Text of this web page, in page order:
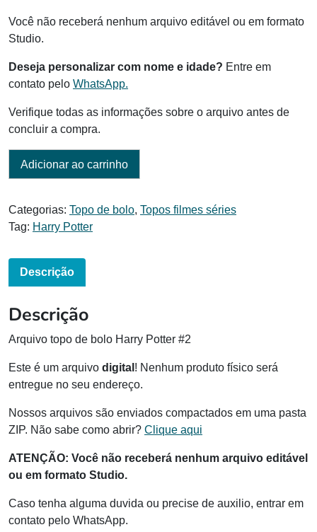
Você não receberá nenhum arquivo editável ou em formato
Studio.
Deseja personalizar com nome e idade? Entre em
contato pelo WhatsApp.
Verifique todas as informações sobre o arquivo antes de
concluir a compra.
Adicionar ao carrinho
Categorias: Topo de bolo, Topos filmes séries
Tag: Harry Potter
Descrição
Descrição
Arquivo topo de bolo Harry Potter #2
Este é um arquivo digital ! Nenhum produto físico será
entregue no seu endereço.
Nossos arquivos são enviados compactados em uma pasta
ZIP. Não sabe como abrir? Clique aqui
ATENÇÃO: Você não receberá nenhum arquivo editável
ou em formato Studio.
Caso tenha alguma duvida ou precise de auxilio, entrar em
contato pelo WhatsApp.